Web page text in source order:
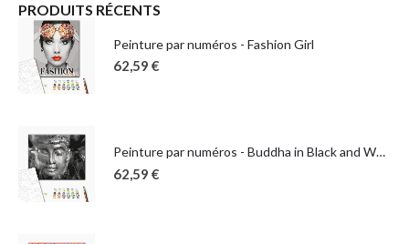
PRODUITS RÉCENTS
Peinture par numéros - Fashion Girl
62,59 €
Peinture par numéros - Buddha in Black and White
62,59 €